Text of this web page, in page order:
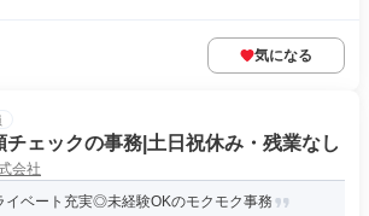
気になる
チェックの事務|土日祝休み・残業なし
会社
イベート充実◎未経験OKのモクモク事務